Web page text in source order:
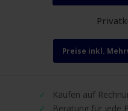
Preise inkl.
Kaufen auf
Beratung für jede